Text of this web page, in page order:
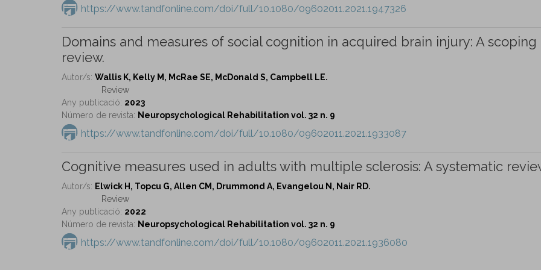
https://www.tandfonline.com/doi/full/10.1080/09602011.2021.1947326
Domains and measures of social cognition in acquired brain injury: A scoping
review.
Autor/s: Wallis K, Kelly M, McRae SE, McDonald S, Campbell LE.
Review
Any publicació: 2023
Número de revista: Neuropsychological Rehabilitation vol. 32 n. 9
https://www.tandfonline.com/doi/full/10.1080/09602011.2021.1933087
Cognitive measures used in adults with multiple sclerosis: A systematic
Autor/s: Elwick H, Topcu G, Allen CM, Drummond A, Evangelou N, Nair RD.
Review
Any publicació: 2022
Número de revista: Neuropsychological Rehabilitation vol. 32 n. 9
https://www.tandfonline.com/doi/full/10.1080/09602011.2021.1936080